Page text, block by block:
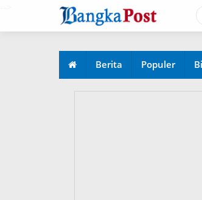
Berita Populer